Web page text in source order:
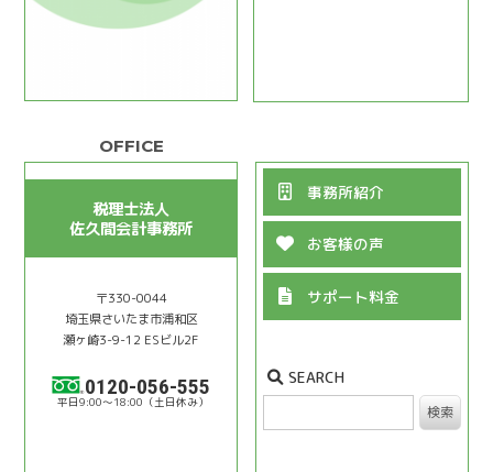
税理士法人
佐久間会計事務所
〒330-0044
埼⽟県さいたま市浦和区
瀬ヶ崎3-9-12 ESビル2F
0120-056-555
9:00〜18:00
事務所紹介
お客様の声
サポート料金
SEARCH
検索